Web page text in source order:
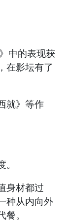
中的表现获
在影坛有了
就》等作
身材都过
种从内向外
。